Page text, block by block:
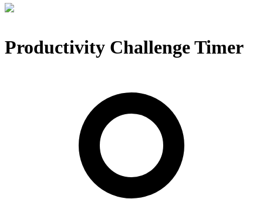
Productivity Challenge Timer